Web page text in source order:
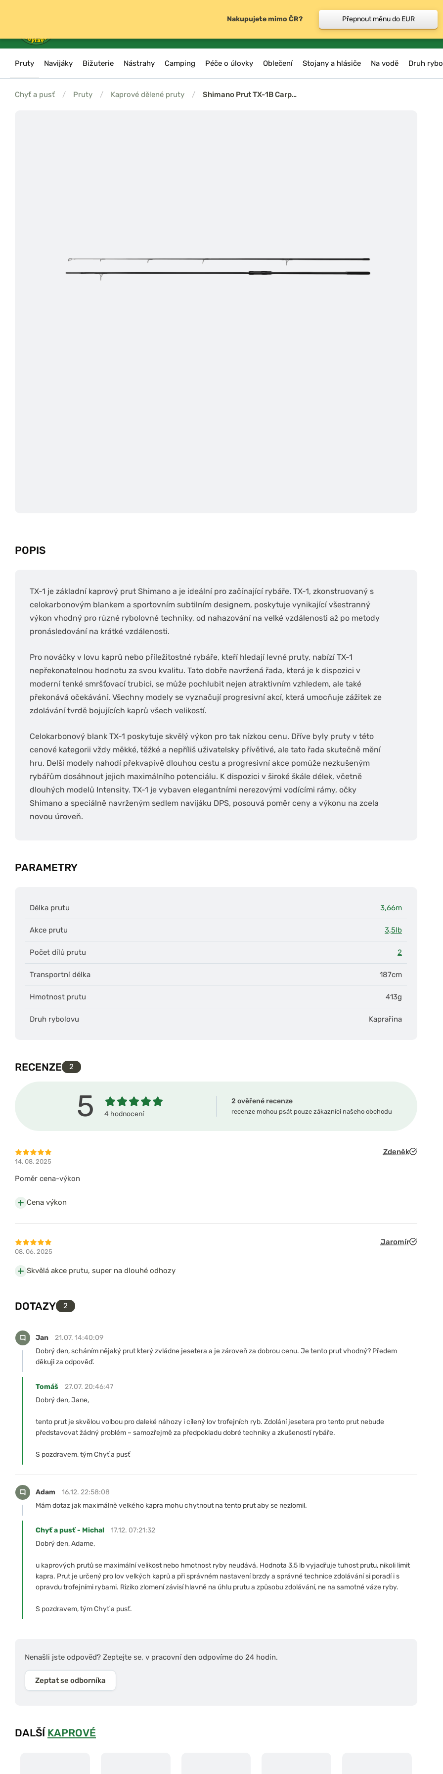
Pruty Navijáky Bižuterie Nástrahy Camping Péče o úlovky Oblečení Stojany a hlásiče Na vodě Druh
Chyť a pusť / Pruty / Kaprové dělené pruty / Shimano Prut TX-1B Carp…
POPIS
TX-1 je základní kaprový prut Shimano a je ideální pro začínající rybáře. TX-1, zkonstruovaný s
celokarbonovým blankem a sportovním subtilním designem, poskytuje vynikající všestranný
výkon vhodný pro různé rybolovné techniky, od nahazování na velké vzdálenosti až po metody
pronásledování na krátké vzdálenosti.
Pro nováčky v lovu kaprů nebo příležitostné rybáře, kteří hledají levné pruty, nabízí TX-1
nepřekonatelnou hodnotu za svou kvalitu. Tato dobře navržená řada, která je k dispozici v
moderní tenké smršťovací trubici, se může pochlubit nejen atraktivním vzhledem, ale také
překonává očekávání. Všechny modely se vyznačují progresivní akcí, která umocňuje zážitek ze
zdolávání tvrdě bojujících kaprů všech velikostí.
Celokarbonový blank TX-1 poskytuje skvělý výkon pro tak nízkou cenu. Dříve byly pruty v této
cenové kategorii vždy měkké, těžké a nepříliš uživatelsky přívětivé, ale tato řada skutečně mění
hru. Delší modely nahodí překvapivě dlouhou cestu a progresivní akce pomůže nezkušeným
rybářům dosáhnout jejich maximálního potenciálu. K dispozici v široké škále délek, včetně
dlouhých modelů Intensity. TX-1 je vybaven elegantními nerezovými vodícími rámy, očky
Shimano a speciálně navrženým sedlem navijáku DPS, posouvá poměr ceny a výkonu na zcela
novou úroveň.
PARAMETRY
Délka prutu 3,66m
Akce prutu 3,5lb
Počet dílů prutu 2
Transportní délka 187cm
Hmotnost prutu 413g
Druh rybolovu Kaprařina
RECENZE 2
5 4 hodnocení
2 ověřené recenze
recenze mohou psát pouze zákazníci našeho obchodu
14. 08. 2025
Zdeněk
Poměr cena-výkon
Cena výkon
08. 06. 2025
Jaromír
Skvělá akce prutu, super na dlouhé odhozy
DOTAZY 2
Jan
21.07. 14:40:09
Dobrý den, scháním nějaký prut který zvládne jesetera a je zároveň za dobrou cenu. Je tento prut vhodný? Předem
děkuji za odpověď.
Tomáš
27.07. 20:46:47
Dobrý den, Jane,
tento prut je skvělou volbou pro daleké náhozy i cílený lov trofejních ryb. Zdolání jesetera pro tento prut nebude
představovat žádný problém – samozřejmě za předpokladu dobré techniky a zkušeností rybáře.
S pozdravem, tým Chyť a pusť
Adam
16.12. 22:58:08
Mám dotaz jak maximálně velkého kapra mohu chytnout na tento prut aby se nezlomil.
Chyť a pusť - Michal
17.12. 07:21:32
Dobrý den, Adame,
u kaprových prutů se maximální velikost nebo hmotnost ryby neudává. Hodnota 3,5 lb vyjadřuje tuhost prutu, nikoli limit
kapra. Prut je určený pro lov velkých kaprů a při správném nastavení brzdy a správné technice zdolávání si poradí i s
opravdu trofejními rybami. Riziko zlomení závisí hlavně na úhlu prutu a způsobu zdolávání, ne na samotné váze ryby.
S pozdravem, tým Chyť a pusť.
Nenašli jste odpověď? Zeptejte se, v pracovní den odpovíme do 24 hodin.
Zeptat se odborníka
DALŠÍ KAPROVÉ
Nakupujete mimo ČR? Přepnout měnu do EUR